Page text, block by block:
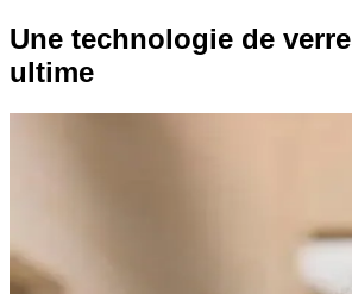
Une technologie de
ultime